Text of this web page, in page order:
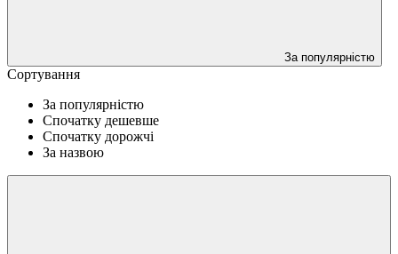
За популярністю
Сортування
За популярністю
Спочатку дешевше
Спочатку дорожчі
За назвою